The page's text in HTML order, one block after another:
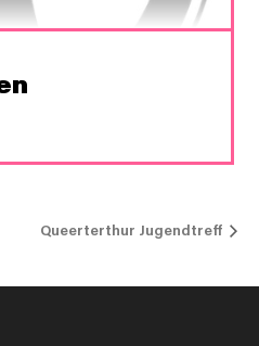
Queerterthur Jugendtreff